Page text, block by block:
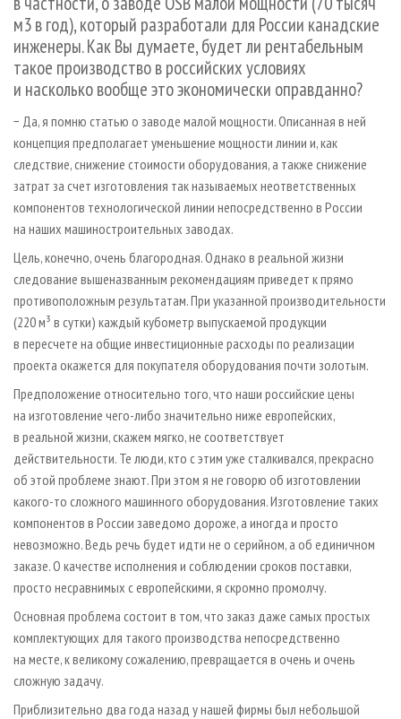
м3 в год), который разработали для России канадские
инженеры. Как Вы думаете, будет ли рентабельным
такое производство в российских условиях
и насколько вообще это экономически оправданно?
− Да, я помню статью о заводе малой мощности. Описанная в ней
концепция предполагает уменьшение мощности линии и, как
следствие, снижение стоимости оборудования, а также снижение
затрат за счет изготовления так называемых неответственных
компонентов технологической линии непосредственно в России
на наших машиностроительных заводах.
Цель, конечно, очень благородная. Однако в реальной жизни
следование вышеназванным рекомендациям приведет к прямо
противоположным результатам. При указанной производительности
(220 м³ в сутки) каждый кубометр выпускаемой продукции
в пересчете на общие инвестиционные расходы по реализации
проекта окажется для покупателя оборудования почти золотым.
Предположение относительно того, что наши российские цены
на изготовление чего-либо значительно ниже европейских,
в реальной жизни, скажем мягко, не соответствует
действительности. Те люди, кто с этим уже сталкивался, прекрасно
об этой проблеме знают. При этом я не говорю об изготовлении
какого-то сложного машинного оборудования. Изготовление таких
компонентов в России заведомо дороже, а иногда и просто
невозможно. Ведь речь будет идти не о серийном, а об единичном
заказе. О качестве исполнения и соблюдении сроков поставки,
просто несравнимых с европейскими, я скромно промолчу.
Основная проблема состоит в том, что заказ даже самых простых
комплектующих для такого производства непосредственно
на месте, к великому сожалению, превращается в очень и очень
сложную задачу.
Приблизительно два года назад у нашей фирмы был небольшой